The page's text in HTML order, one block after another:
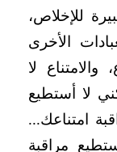
للإخلاص،
الأخرى
لا
لا أستطيع
امتناعك...
مراقبة